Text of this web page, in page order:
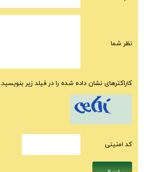
نظر شما
کاراکترهای نشان داده شده را در فیلد زیر بنویسید.
كد امنيتى